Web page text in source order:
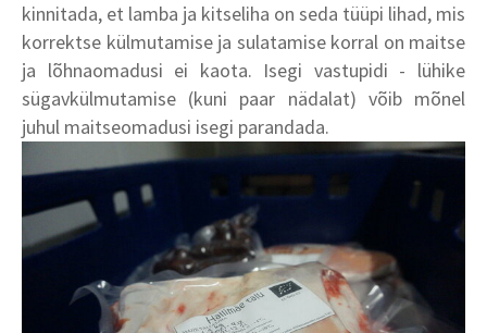
kinnitada, et lamba ja kitseliha on seda tüüpi lihad, mis
korrektse külmutamise ja sulatamise korral on maitse
ja lõhnaomadusi ei kaota. Isegi vastupidi - lühike
sügavkülmutamise (kuni paar nädalat) võib mõnel
juhul maitseomadusi isegi parandada.